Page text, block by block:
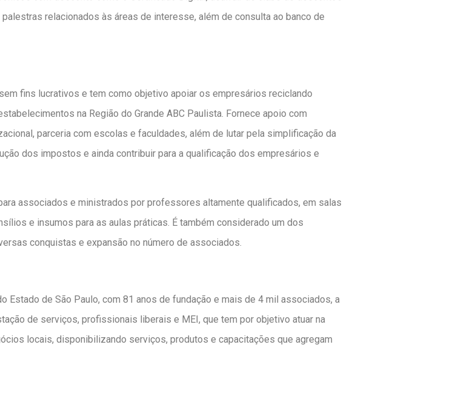
relacionados às áreas de interesse, além de consulta ao banco de
fins lucrativos e tem como objetivo apoiar os empresários reciclando
na Região do Grande ABC Paulista. Fornece apoio com
parceria com escolas e faculdades, além de lutar pela simplificação da
dos impostos e ainda contribuir para a qualificação dos empresários e
associados e ministrados por professores altamente qualificados, em salas
e insumos para as aulas práticas. É também considerado um dos
conquistas e expansão no número de associados.
de São Paulo, com 81 anos de fundação e mais de 4 mil associados, a
de serviços, profissionais liberais e MEI, que tem por objetivo atuar na
locais, disponibilizando serviços, produtos e capacitações que agregam